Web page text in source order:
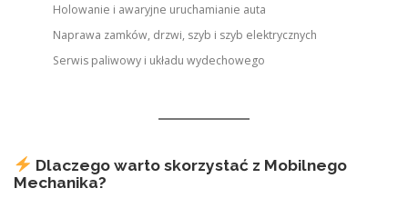
Holowanie i awaryjne uruchamianie auta
Naprawa zamków, drzwi, szyb i szyb elektrycznych
Serwis paliwowy i układu wydechowego
Dlaczego warto skorzystać z Mobilnego
Mechanika?